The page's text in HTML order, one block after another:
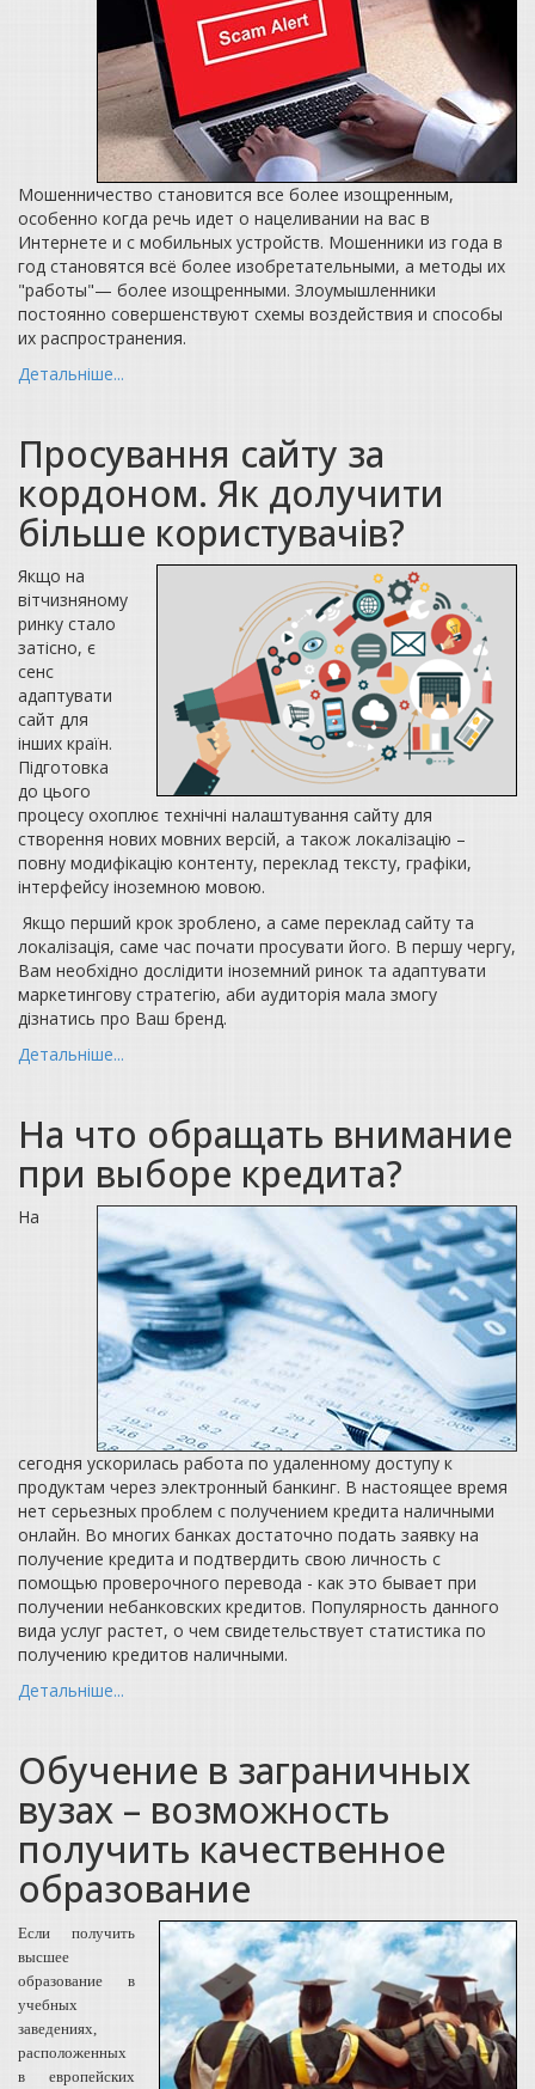
Мошенничество становится все более изощренным,
особенно когда речь идет о нацеливании на вас в
Интернете и с мобильных устройств. Мошенники из года в
год становятся всё более изобретательными, а методы их
"работы"— более изощренными. Злоумышленники
постоянно совершенствуют схемы воздействия и способы
их распространения.
Детальніше...
Просування сайту за
кордоном. Як долучити
більше користувачів?
Якщо на
вітчизняному
ринку стало
затісно, є
сенс
адаптувати
сайт для
інших країн.
Підготовка
до цього
процесу охоплює технічні налаштування сайту для
створення нових мовних версій, а також локалізацію –
повну модифікацію контенту, переклад тексту, графіки,
інтерфейсу іноземною мовою.
Якщо перший крок зроблено, а саме переклад сайту та
локалізація, саме час почати просувати його. В першу чергу,
Вам необхідно дослідити іноземний ринок та адаптувати
маркетингову стратегію, аби аудиторія мала змогу
дізнатись про Ваш бренд.
Детальніше...
На что обращать внимание
при выборе кредита?
На
сегодня ускорилась работа по удаленному доступу к
продуктам через электронный банкинг. В настоящее время
нет серьезных проблем с получением кредита наличными
онлайн. Во многих банках достаточно подать заявку на
получение кредита и подтвердить свою личность с
помощью проверочного перевода - как это бывает при
получении небанковских кредитов. Популярность данного
вида услуг растет, о чем свидетельствует статистика по
получению кредитов наличными.
Детальніше...
Обучение в заграничных
вузах – возможность
получить качественное
образование
Если получить
высшее
образование в
учебных
заведениях,
расположенных
в европейских